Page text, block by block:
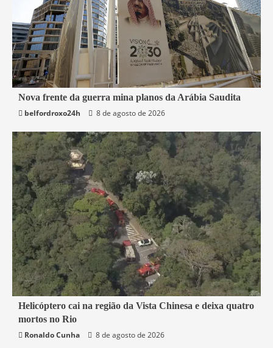
5 min read
Mundo
Nova frente da guerra mina planos da Arábia Saudita
belfordroxo24h
8 de agosto de 2026
2 min read
Rio de Janeiro
Helicóptero cai na região da Vista Chinesa e deixa quatro
mortos no Rio
Ronaldo Cunha
8 de agosto de 2026